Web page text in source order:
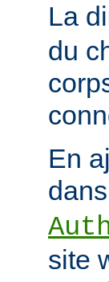
La
du
En
dans
site